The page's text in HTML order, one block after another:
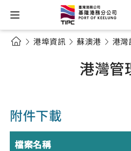
港埠資訊 蘇澳港 港灣
港灣管
附件下載
檔案名稱